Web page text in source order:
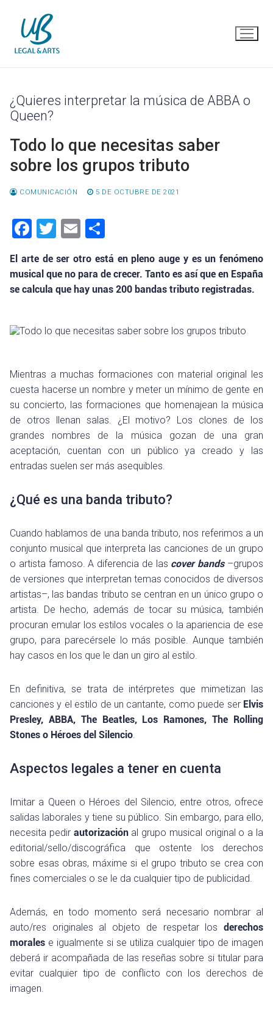
contenido
¿Quieres interpretar la música de ABBA o
Queen?
Todo lo que necesitas saber
sobre los grupos tributo
COMUNICACIÓN 5 DE OCTUBRE DE 2021
Facebook
Twitter
Email
El arte de ser otro está en pleno auge y es un fenómeno
musical que no para de crecer. Tanto es así que en España
se calcula que hay unas 200 bandas tributo registradas.
Mientras a muchas formaciones con material original les
cuesta hacerse un nombre y meter un mínimo de gente en
su concierto, las formaciones que homenajean la música
de otros llenan salas. ¿El motivo? Los clones de los
grandes nombres de la música gozan de una gran
aceptación, cuentan con un público ya creado y las
entradas suelen ser más asequibles.
¿Qué es una banda tributo?
Cuando hablamos de una banda tributo, nos referimos a un
conjunto musical que interpreta las canciones de un grupo
o artista famoso. A diferencia de las cover bands–grupos
de versiones que interpretan temas conocidos de diversos
artistas–, las bandas tributo se centran en un único grupo o
artista. De hecho, además de tocar su música, también
procuran emular los estilos vocales o la apariencia de ese
grupo, para parecérsele lo más posible. Aunque también
hay casos en los que le dan un giro al estilo.
En definitiva, se trata de intérpretes que mimetizan las
canciones y el estilo de un cantante, como puede ser Elvis
Presley, ABBA, The Beatles, Los Ramones, The Rolling
Stones o Héroes del Silencio.
Aspectos legales a tener en cuenta
Imitar a Queen o Héroes del Silencio, entre otros, ofrece
salidas laborales y tiene su público. Sin embargo, para ello,
necesita pedir autorizaciónal grupo musical original o a la
editorial/sello/discográfica que ostente los derechos
sobre esas obras, máxime si el grupo tributo se crea con
fines comerciales o se le da cualquier tipo de publicidad.
Además, en todo momento será necesario nombrar al
auto/res originales al objeto de respetar los derechos
morales e igualmente si se utiliza cualquier tipo de imagen
deberá ir acompañada de las reseñas sobre si titular para
evitar cualquier tipo de conflicto con los derechos de
imagen.